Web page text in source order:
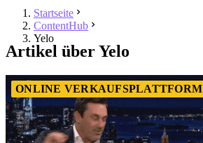
Startseite
ContentHub
Yelo
Artikel über Yelo
ONLINE VERKAUFSPLATTFORM